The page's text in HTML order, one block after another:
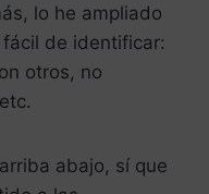
lo he ampliado
de identificar:
otros, no
abajo, sí que